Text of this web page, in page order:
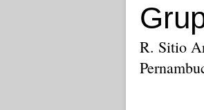
R. Sitio